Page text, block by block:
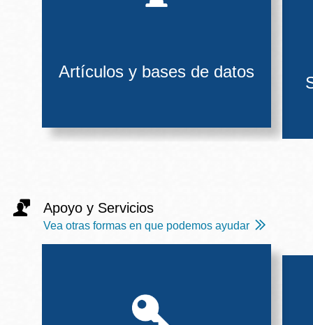
Artículos y bases de datos
Apoyo y Servicios
Vea otras formas en que podemos ayudar